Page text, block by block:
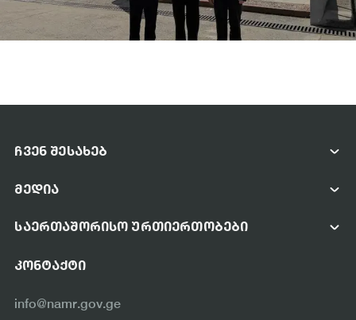
ᲩᲕᲔᲜ ᲨᲔᲡᲐᲮᲔᲑ
ᲛᲔᲜᲔᲯᲛᲔᲜᲢᲘ
ᲡᲢᲠᲣᲥᲢᲣᲠᲐ
ᲛᲔᲓᲘᲐ
ᲡᲘᲐᲮᲚᲔᲔᲑᲘ
ᲡᲐᲔᲠᲗᲐᲨᲝᲠᲘᲡᲝ ᲣᲠᲗᲘᲔᲠᲗᲝᲑᲔᲑᲘ
ᲞᲐᲠᲢᲜᲘᲝᲠᲘ ᲝᲠᲒᲐᲜᲘᲖᲐᲪᲘᲔᲑᲘ
ᲡᲐᲔᲠᲗᲐᲨᲝᲠᲘᲡᲝ ᲝᲠᲒᲐᲜᲘᲖᲐᲪᲘᲔᲑᲘ
ᲙᲝᲜᲢᲐᲥᲢᲘ
info@namr.gov.ge